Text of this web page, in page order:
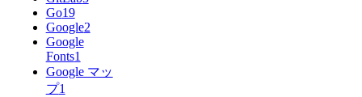
Go19
Google2
Google
Fonts1
Google マッ
プ1